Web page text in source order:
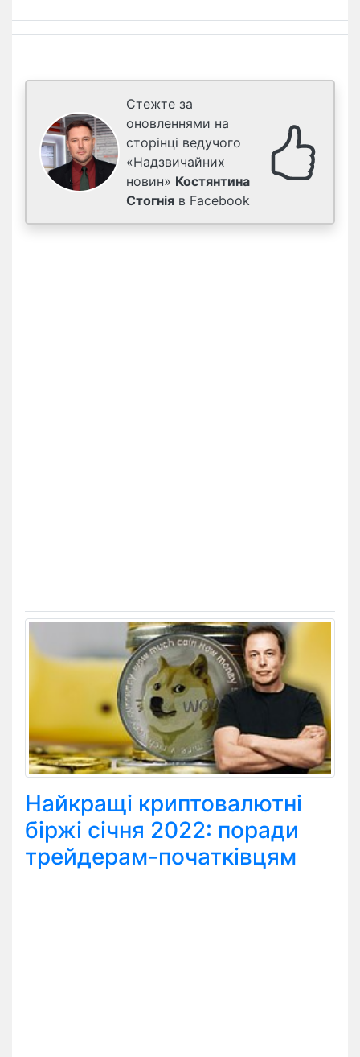
Стежте за
оновленнями на
сторінці ведучого
«Надзвичайних
новин» Костянтина
Стогнія в Facebook
Найкращі криптовалютні
біржі січня 2022: поради
трейдерам-початківцям